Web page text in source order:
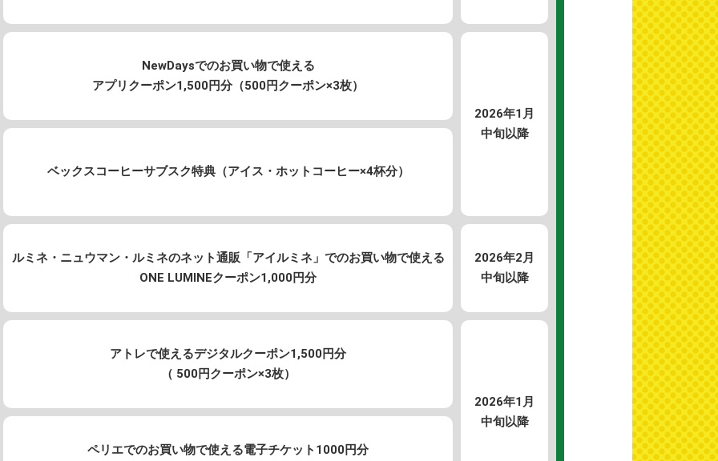
NewDaysでのお買い物で使える
アプリクーポン1,500円分（500円クーポン×3枚）
2026年1月
中旬以降
ベックスコーヒーサブスク特典（アイス・ホットコーヒー×4杯分）
ルミネ・ニュウマン・ルミネのネット通販「アイルミネ」でのお買い物で使える
ONE LUMINEクーポン1,000円分
2026年2月
中旬以降
アトレで使えるデジタルクーポン1,500円分
（ 500円クーポン×3枚）
2026年1月
中旬以降
ペリエでのお買い物で使える電子チケット1000円分